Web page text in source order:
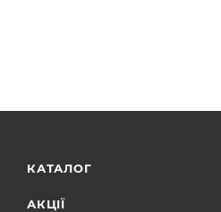
КАТАЛОГ
АКЦІЇ